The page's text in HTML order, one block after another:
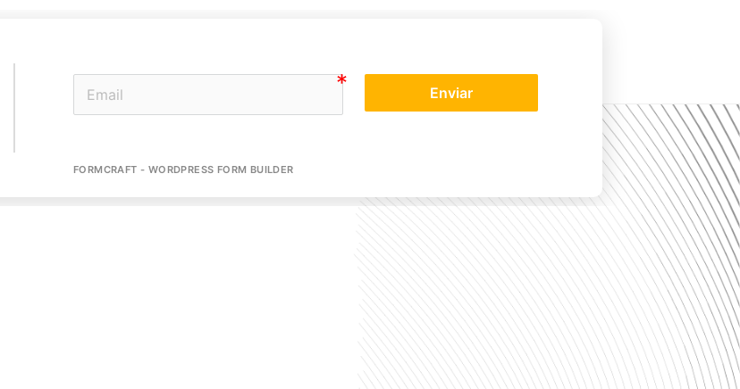
Enviar
FORMCRAFT - WORDPRESS FORM BUILDER